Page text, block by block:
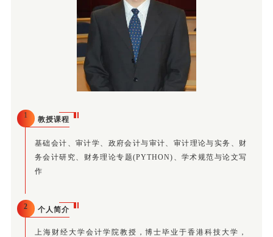
1
教授课程
基础会计、审计学、政府会计与审计、审计理论与实务、财
务会计研究、财务理论专题(PYTHON)、学术规范与论文写
作
2 个人简介
上海财经大学会计学院教授，博士毕业于香港科技大学，